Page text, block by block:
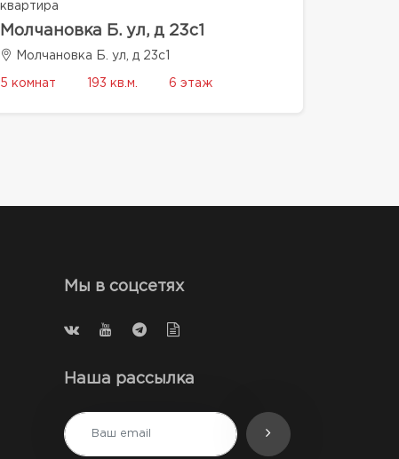
квартира
Молчановка Б. ул, д 23с1
Молчановка Б. ул, д 23с1
5 комнат 193 кв.м. 6 этаж
Мы в соцсетях
Наша рассылка